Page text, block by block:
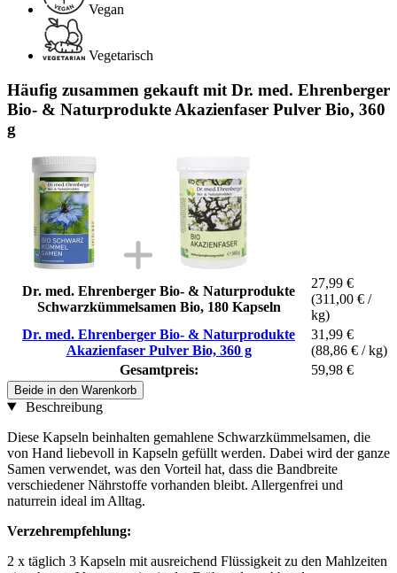
Vegan
Vegetarisch
Häufig zusammen gekauft mit Dr. med. Ehrenberger
Bio- & Naturprodukte Akazienfaser Pulver Bio, 360
g
Dr. med. Ehrenberger Bio- & Naturprodukte
Schwarzkümmelsamen Bio, 180 Kapseln
27,99 €
(311,00 € /
kg)
Dr. med. Ehrenberger Bio- & Naturprodukte
Akazienfaser Pulver Bio, 360 g
31,99 €
(88,86 € / kg)
Gesamtpreis:
59,98 €
Beide in den Warenkorb
Beschreibung
Diese Kapseln beinhalten gemahlene Schwarzkümmelsamen, die
von Hand liebevoll in Kapseln gefüllt werden. Dabei wird der ganze
Samen verwendet, was den Vorteil hat, dass die Bandbreite
verschiedener Nährstoffe vorhanden bleibt. Allergenfrei und
naturrein ideal im Alltag.
Verzehrempfehlung:
2 x täglich 3 Kapseln mit ausreichend Flüssigkeit zu den Mahlzeiten